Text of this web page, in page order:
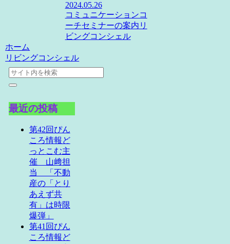
2024.05.26
コミュニケーションコ
ーチセミナーの案内 リ
ビングコンシェル
ホーム
リビングコンシェル
最近の投稿
第42回ぴん
ころ情報ど
っとこむ主
催 山﨑担
当 「不動
産の「とり
あえず共
有」は時限
爆弾」
第41回ぴん
ころ情報ど